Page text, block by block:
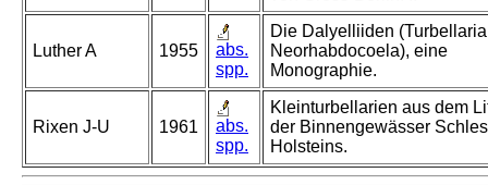
Luther A 1955
abs.
spp.
Die Dalyelliiden (Turbellaria
Neorhabdocoela), eine
Monographie.
Rixen J-U 1961
abs.
spp.
Kleinturbellarien aus dem
der Binnengewässer
Holsteins.